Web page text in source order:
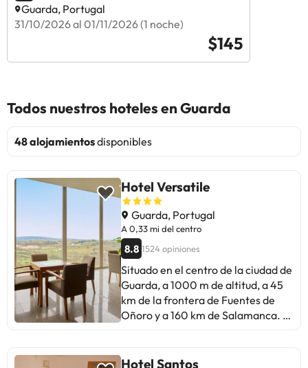
Guarda, Portugal
31/10/2026 al 01/11/2026 (1 noche)
$145
Todos nuestros hoteles en Guarda
48 alojamientosdisponibles
Hotel Versatile
Guarda, Portugal
A 0,33 mi del centro
8.8 1524 opiniones
Situado en el centro de la ciudad de
Guarda, a 1000 m de altitud, a 45
km de la frontera de Fuentes de
Oñoro y a 160 km de Salamanca. A
zonas comerciales, así como la
Hotel Santos